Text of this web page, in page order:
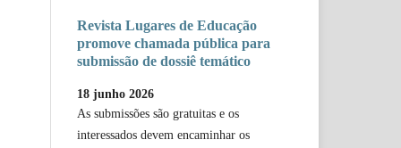
Revista Lugares de Educação
promove chamada pública para
submissão de dossiê temático
18 junho 2026
As submissões são gratuitas e os
interessados devem encaminhar os